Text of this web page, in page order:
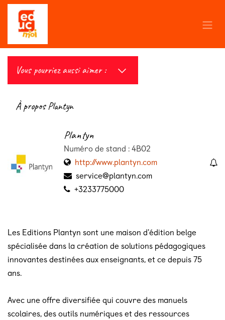
Se rendre au contenu
Vous pourriez aussi aimer :
À propos Plantyn
Plantyn
Numéro de stand : 4B02
http://www.plantyn.com
service@plantyn.com
+3233775000
Les Editions Plantyn sont une maison d'édition belge
spécialisée dans la création de solutions pédagogiques
innovantes destinées aux enseignants, et ce depuis 75
ans.
Avec une offre diversifiée qui couvre des manuels
scolaires, des outils numériques et des ressources